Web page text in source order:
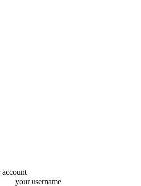
your username